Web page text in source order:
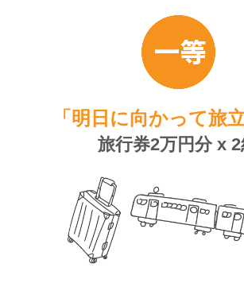
「明日に向かって旅
旅行券2万円分 x 2